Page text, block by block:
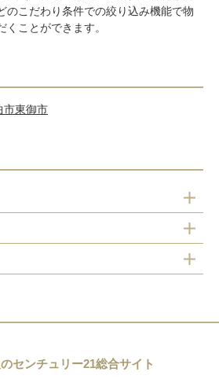
のこだわり条件での絞り込み機能で物
ことができます。
市東御市
センチュリー21総合サイト